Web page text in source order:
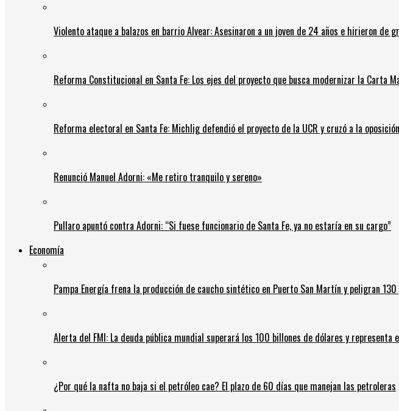
Violento ataque a balazos en barrio Alvear: Asesinaron a un joven de 24 años e hirieron de
Reforma Constitucional en Santa Fe: Los ejes del proyecto que busca modernizar la Carta
Reforma electoral en Santa Fe: Michlig defendió el proyecto de la UCR y cruzó a la
Renunció Manuel Adorni: «Me retiro tranquilo y sereno»
Pullaro apuntó contra Adorni: “Si fuese funcionario de Santa Fe, ya no estaría en su cargo”
Economía
Pampa Energía frena la producción de caucho sintético en Puerto San Martín y peligran
Alerta del FMI: La deuda pública mundial superará los 100 billones de dólares y representa
¿Por qué la nafta no baja si el petróleo cae? El plazo de 60 días que manejan las petroleras